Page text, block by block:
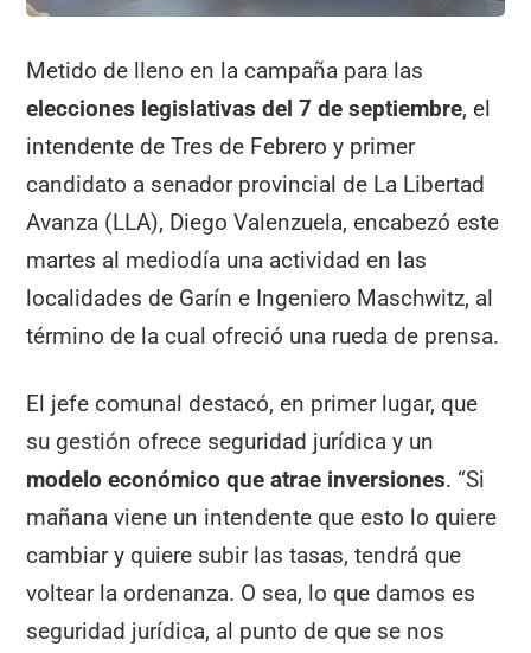
Metido de lleno en la campaña para las
elecciones legislativas del 7 de septiembre, el
intendente de Tres de Febrero y primer
candidato a senador provincial de La Libertad
Avanza (LLA), Diego Valenzuela, encabezó este
martes al mediodía una actividad en las
localidades de Garín e Ingeniero Maschwitz, al
término de la cual ofreció una rueda de prensa.
El jefe comunal destacó, en primer lugar, que
su gestión ofrece seguridad jurídica y un
modelo económico que atrae inversiones. “Si
mañana viene un intendente que esto lo quiere
cambiar y quiere subir las tasas, tendrá que
voltear la ordenanza. O sea, lo que damos es
seguridad jurídica, al punto de que se nos